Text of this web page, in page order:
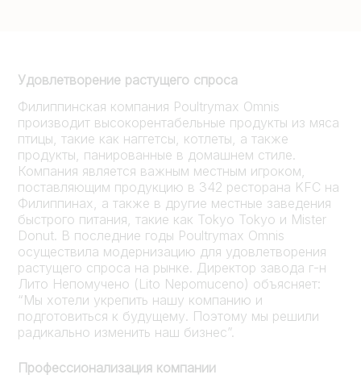
Удовлетворение растущего спроса
Филиппинская компания Poultrymax Omnis
производит высокорентабельные продукты из мяса
птицы, такие как наггетсы, котлеты, а также
продукты, панированные в домашнем стиле.
Компания является важным местным игроком,
поставляющим продукцию в 342 ресторана KFC на
Филиппинах, а также в другие местные заведения
быстрого питания, такие как Tokyo Tokyo и Mister
Donut. В последние годы Poultrymax Omnis
осуществила модернизацию для удовлетворения
растущего спроса на рынке. Директор завода г-н
Лито Непомучено (Lito Nepomuceno) объясняет:
“Мы хотели укрепить нашу компанию и
подготовиться к будущему. Поэтому мы решили
радикально изменить наш бизнес”.
Профессионализация компании